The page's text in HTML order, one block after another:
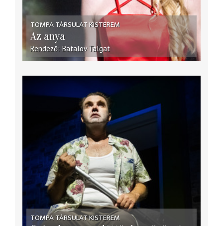
TOMPA TÁRSULAT KISTEREM
Az anya
Rendező Batalov Talgat
TOMPA TÁRSULAT KISTEREM